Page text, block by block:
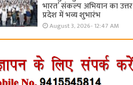
भारत’ संकल्प अभियान का उत्तर
प्रदेश में भव्य शुभारंभ
August 3, 2026- 12:47 AM